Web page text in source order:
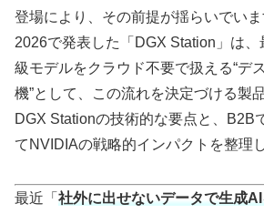
登場により、その前提が揺らいでい
2026で発表した「DGX Station」は、
級モデルをクラウド不要で扱える“デ
機”として、この流れを決定づける製
DGX Stationの技術的な要点と、B2B
てNVIDIAの戦略的インパクトを整理
最近「 社外に出せないデータで生成